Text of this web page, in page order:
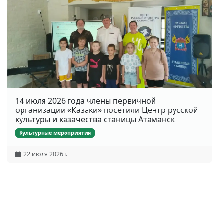
14 июля 2026 года члены первичной
организации «Казаки» посетили Центр русской
культуры и казачества станицы Атаманск
Культурные мероприятия
22 июля 2026 г.